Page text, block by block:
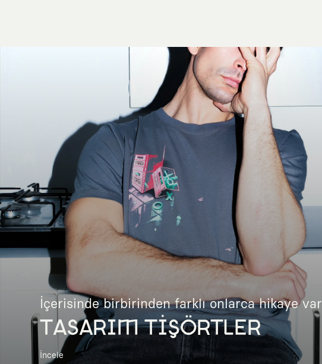
İçerisinde birbirinden farklı onlarca hikaye var
TASARIM TİŞÖRTLER
İncele